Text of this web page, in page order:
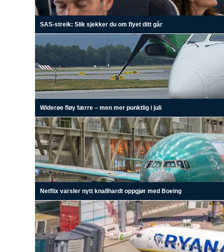
SAS-streik: Slik sjekker du om flyet ditt går
Widerøe fløy færre – men mer punktlig i juli
Netflix varsler nytt knallhardt oppgjør med Boeing